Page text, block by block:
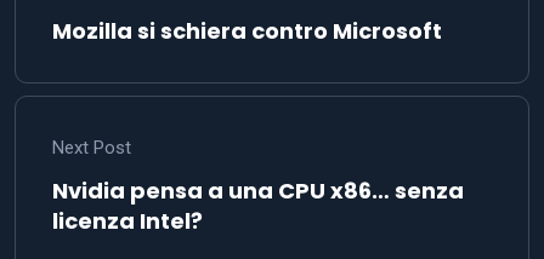
Mozilla si schiera contro Microsoft
Next Post
Nvidia pensa a una CPU x86… senza
licenza Intel?